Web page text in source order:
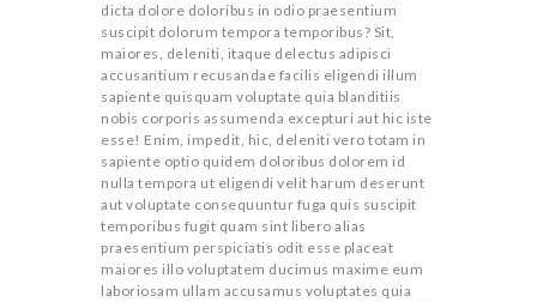
E
T
S
H
dicta dolore doloribus in odio praesentium
suscipit dolorum tempora temporibus? Sit,
maiores, deleniti, itaque delectus adipisci
accusantium recusandae facilis eligendi illum
sapiente quisquam voluptate quia blanditiis
nobis corporis assumenda excepturi aut hic iste
esse! Enim, impedit, hic, deleniti vero totam in
sapiente optio quidem doloribus dolorem id
nulla tempora ut eligendi velit harum deserunt
aut voluptate consequuntur fuga quis suscipit
temporibus fugit quam sint libero alias
praesentium perspiciatis odit esse placeat
maiores illo voluptatem ducimus maxime eum
laboriosam ullam accusamus voluptates quia